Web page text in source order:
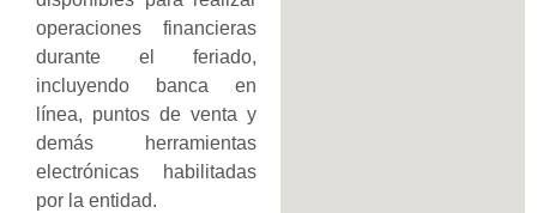
operaciones financieras
durante el feriado,
incluyendo banca en
línea, puntos de venta y
demás herramientas
electrónicas habilitadas
por la entidad.